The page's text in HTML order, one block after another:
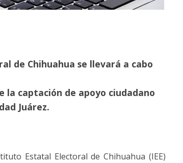
de Chihuahua se llevará a cabo
la captación de apoyo ciudadano
Juárez.
Estatal Electoral de Chihuahua (IEE)